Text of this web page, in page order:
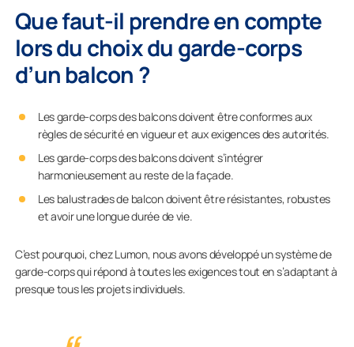
Que faut-il prendre en compte
lors du choix du garde-corps
d’un balcon ?
Les garde-corps des balcons doivent être conformes aux
règles de sécurité en vigueur et aux exigences des autorités.
Les garde-corps des balcons doivent s’intégrer
harmonieusement au reste de la façade.
Les balustrades de balcon doivent être résistantes, robustes
et avoir une longue durée de vie.
C’est pourquoi, chez Lumon, nous avons développé un système de
garde-corps qui répond à toutes les exigences tout en s’adaptant à
presque tous les projets individuels.